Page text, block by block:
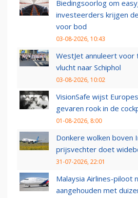
Biedingsoorlog om
investeerders krijgen
voor bod
03-08-2026, 10:43
WestJet annuleert
vlucht naar Schiphol
03-08-2026, 10:02
VisionSafe wijst
gevaren rook in de
01-08-2026, 8:00
Donkere wolken boven
prijsvechter doet
31-07-2026, 22:01
Malaysia Airlines-piloot
aangehouden met